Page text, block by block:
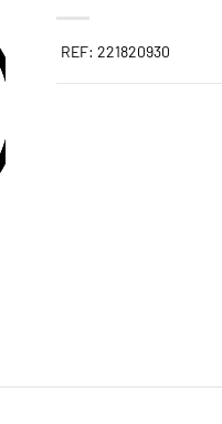
REF: 221820930